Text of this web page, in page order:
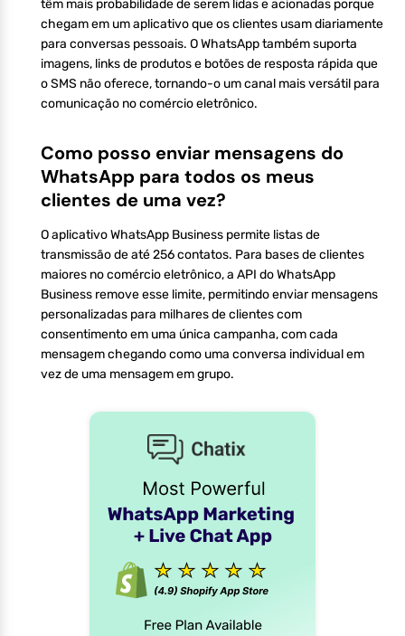
têm mais probabilidade de serem lidas e acionadas porque
chegam em um aplicativo que os clientes usam diariamente
para conversas pessoais. O WhatsApp também suporta
imagens, links de produtos e botões de resposta rápida que
o SMS não oferece, tornando-o um canal mais versátil para
comunicação no comércio eletrônico.
Como posso enviar mensagens do
WhatsApp para todos os meus
clientes de uma vez?
O aplicativo WhatsApp Business permite listas de
transmissão de até 256 contatos. Para bases de clientes
maiores no comércio eletrônico, a API do WhatsApp
Business remove esse limite, permitindo enviar mensagens
personalizadas para milhares de clientes com
consentimento em uma única campanha, com cada
mensagem chegando como uma conversa individual em
vez de uma mensagem em grupo.